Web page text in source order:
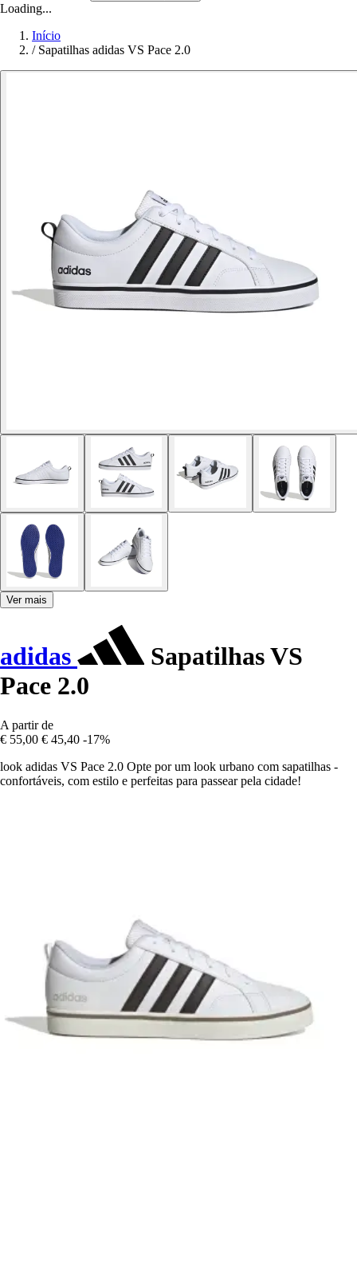
Loading...
Início
/ Sapatilhas adidas VS Pace 2.0
Ver mais
adidas
Sapatilhas VS
Pace 2.0
A partir de
€ 55,00 € 45,40 -17%
look adidas VS Pace 2.0 Opte por um look urbano com sapatilhas -
confortáveis, com estilo e perfeitas para passear pela cidade!